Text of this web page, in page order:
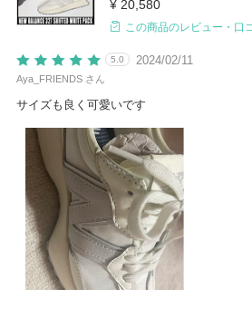
¥ 20,580
この商品のレビュー・口
2024/02/11
5.0
Aya_FRIENDS さん
サイズも良く可愛いです